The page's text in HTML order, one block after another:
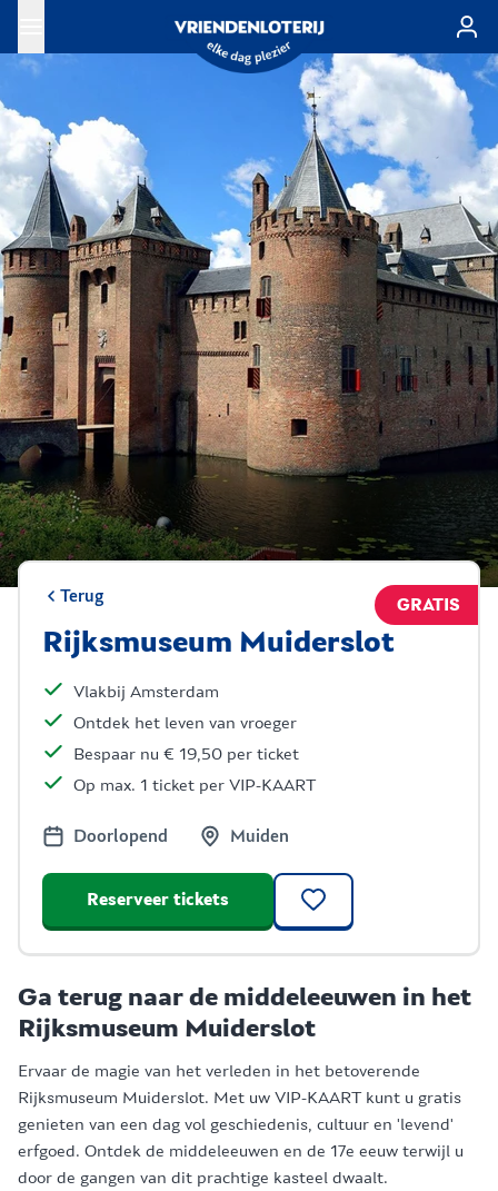
Ga naar de hoofdinhoud
Terug
Rijksmuseum Muiderslot
GRATIS
Vlakbij Amsterdam
Ontdek het leven van vroeger
Bespaar nu € 19,50 per ticket
Op max. 1 ticket per VIP-KAART
Doorlopend Muiden
Reserveer tickets
Ga terug naar de middeleeuwen in het
Rijksmuseum Muiderslot
Ervaar de magie van het verleden in het betoverende
Rijksmuseum Muiderslot. Met uw VIP-KAART kunt u gratis
genieten van een dag vol geschiedenis, cultuur en 'levend'
erfgoed. Ontdek de middeleeuwen en de 17e eeuw terwijl u
door de gangen van dit prachtige kasteel dwaalt.